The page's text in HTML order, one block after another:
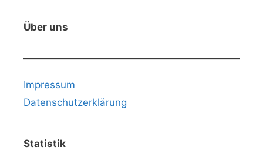
Über uns
Impressum
Datenschutzerklärung
Statistik